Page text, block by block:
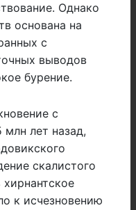
Однако
основана на
с
выводов
бурение.
с
лет назад,
скалистого
к исчезновению